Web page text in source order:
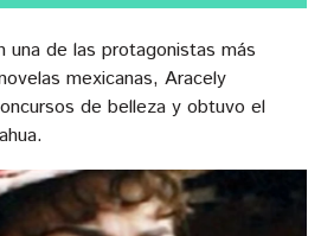
de las protagonistas más
mexicanas, Aracely
de belleza y obtuvo el